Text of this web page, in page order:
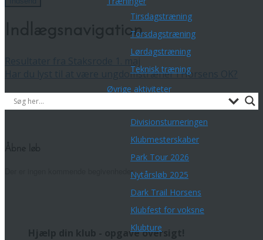
Tirsdagstræning
Torsdagstræning
Lørdagstræning
Teknisk træning
Øvrige aktiviteter
Divisionsturneringen
Klubmesterskaber
Park Tour 2026
Nytårsløb 2025
Dark Trail Horsens
Klubfest for voksne
Klubture
Indlægsnavigation
Har du lyst til at være ungdomstræner i Horsens OK?
Der er ingen kommende begivenheder.
Hjælp din klub - opgave oversigt!